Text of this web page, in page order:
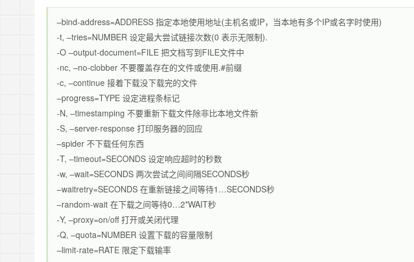
–bind-address=ADDRESS 指定本地使用地址(主机名或IP，当本地有多个IP或名字时使用)
-t, –tries=NUMBER 设定最大尝试链接次数(0 表示无限制).
-O –output-document=FILE 把文档写到FILE文件中
-nc, –no-clobber 不要覆盖存在的文件或使用.#前缀
-c, –continue 接着下载没下载完的文件
–progress=TYPE 设定进程条标记
-N, –timestamping 不要重新下载文件除非比本地文件新
-S, –server-response 打印服务器的回应
–spider 不下载任何东西
-T, –timeout=SECONDS 设定响应超时的秒数
-w, –wait=SECONDS 两次尝试之间间隔SECONDS秒
–waitretry=SECONDS 在重新链接之间等待1…SECONDS秒
–random-wait 在下载之间等待0…2*WAIT秒
-Y, –proxy=on/off 打开或关闭代理
-Q, –quota=NUMBER 设置下载的容量限制
–limit-rate=RATE 限定下载输率